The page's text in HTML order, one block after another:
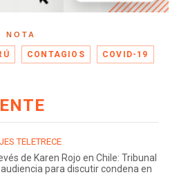
NOTA
CONTAGIOS COVID-19
TELETRECE
de Karen Rojo en Chile: Tribunal
para discutir condena en